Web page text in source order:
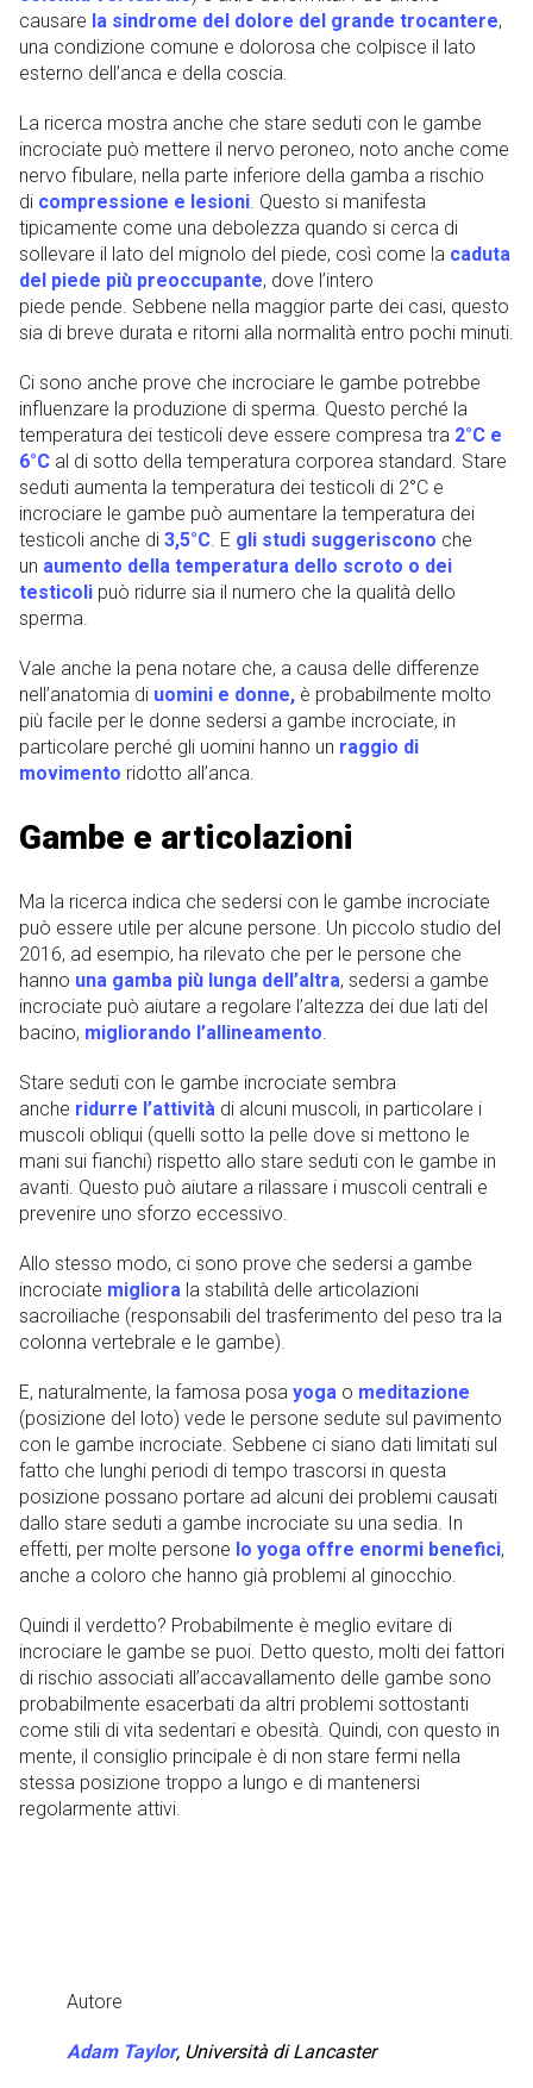
causare la sindrome del dolore del grande trocantere,
una condizione comune e dolorosa che colpisce il lato
esterno dell’anca e della coscia.
La ricerca mostra anche che stare seduti con le gambe
incrociate può mettere il nervo peroneo, noto anche come
nervo fibulare, nella parte inferiore della gamba a rischio
di compressione e lesioni. Questo si manifesta
tipicamente come una debolezza quando si cerca di
sollevare il lato del mignolo del piede, così come la caduta
del piede più preoccupante, dove l’intero
piede pende. Sebbene nella maggior parte dei casi, questo
sia di breve durata e ritorni alla normalità entro pochi minuti.
Ci sono anche prove che incrociare le gambe potrebbe
influenzare la produzione di sperma. Questo perché la
temperatura dei testicoli deve essere compresa tra 2°C e
6°C al di sotto della temperatura corporea standard. Stare
seduti aumenta la temperatura dei testicoli di 2°C e
incrociare le gambe può aumentare la temperatura dei
testicoli anche di 3,5°C. E gli studi suggeriscono che
un aumento della temperatura dello scroto o dei
testicoli può ridurre sia il numero che la qualità dello
sperma.
Vale anche la pena notare che, a causa delle differenze
nell’anatomia di uomini e donne, è probabilmente molto
più facile per le donne sedersi a gambe incrociate, in
particolare perché gli uomini hanno un raggio di
movimento ridotto all’anca.
Gambe e articolazioni
Ma la ricerca indica che sedersi con le gambe incrociate
può essere utile per alcune persone. Un piccolo studio del
2016, ad esempio, ha rilevato che per le persone che
hanno una gamba più lunga dell’altra, sedersi a gambe
incrociate può aiutare a regolare l’altezza dei due lati del
bacino, migliorando l’allineamento
Stare seduti con le gambe incrociate sembra
anche ridurre l’attività di alcuni muscoli, in particolare i
muscoli obliqui (quelli sotto la pelle dove si mettono le
mani sui fianchi) rispetto allo stare seduti con le gambe in
avanti. Questo può aiutare a rilassare i muscoli centrali e
prevenire uno sforzo eccessivo.
Allo stesso modo, ci sono prove che sedersi a gambe
incrociate migliora la stabilità delle articolazioni
sacroiliache (responsabili del trasferimento del peso tra la
colonna vertebrale e le gambe).
E, naturalmente, la famosa posa yoga o meditazione
(posizione del loto) vede le persone sedute sul pavimento
con le gambe incrociate. Sebbene ci siano dati limitati sul
fatto che lunghi periodi di tempo trascorsi in questa
posizione possano portare ad alcuni dei problemi causati
dallo stare seduti a gambe incrociate su una sedia. In
effetti, per molte persone lo yoga offre enormi benefici,
anche a coloro che hanno già problemi al ginocchio.
Quindi il verdetto? Probabilmente è meglio evitare di
incrociare le gambe se puoi. Detto questo, molti dei fattori
di rischio associati all’accavallamento delle gambe sono
probabilmente esacerbati da altri problemi sottostanti
come stili di vita sedentari e obesità. Quindi, con questo in
mente, il consiglio principale è di non stare fermi nella
stessa posizione troppo a lungo e di mantenersi
regolarmente attivi.
Autore
Adam Taylor, Università di Lancaster